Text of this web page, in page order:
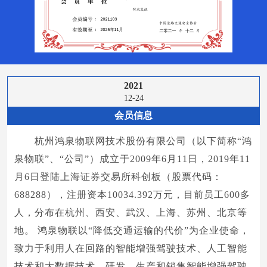
2021
12-24
会员信息
杭州鸿泉物联网技术股份有限公司（以下简称“鸿
泉物联”、“公司”）成立于2009年6月11日，2019年11
月6日登陆上海证券交易所科创板（股票代码：
688288），注册资本10034.392万元，目前员工600多
人，分布在杭州、西安、武汉、上海、苏州、北京等
地。 鸿泉物联以“降低交通运输的代价”为企业使命，
致力于利用人在回路的智能增强驾驶技术、人工智能